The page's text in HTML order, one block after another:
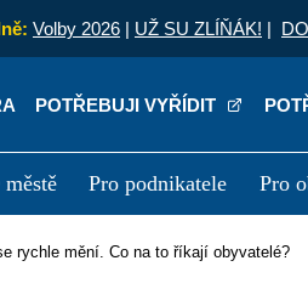
Volby 2026 | UŽ SU ZLÍŇÁK! |
POTŘEBUJI VYŘÍDIT
městě Pro podnikatele Pro
Kariéra
rychle mění. Co na to říkají obyvatelé?